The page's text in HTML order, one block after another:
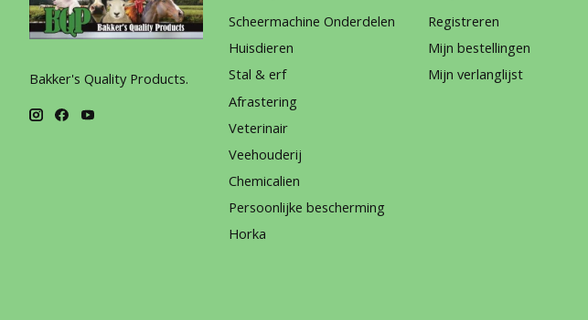
Bakker's Quality Products.
Scheermachine Onderdelen
Huisdieren
Stal & erf
Afrastering
Veterinair
Veehouderij
Chemicalien
Persoonlijke bescherming
Horka
Registreren
Mijn bestellingen
Mijn verlanglijst